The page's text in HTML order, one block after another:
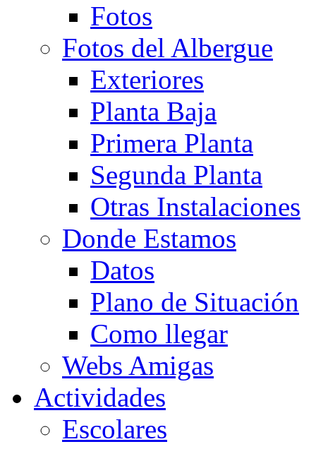
Fotos
Fotos del Albergue
Exteriores
Planta Baja
Primera Planta
Segunda Planta
Otras Instalaciones
Donde Estamos
Datos
Plano de Situación
Como llegar
Webs Amigas
Actividades
Escolares